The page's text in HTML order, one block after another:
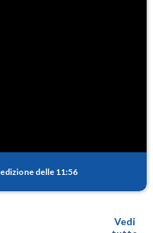
edizione delle 11:56
Vedi